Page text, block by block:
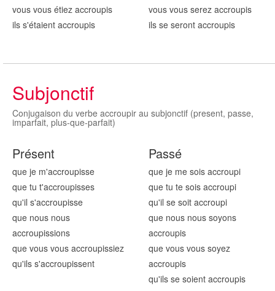
vous vous étiez accroupis
ils s'étaient accroupis
vous vous serez accroupis
ils se seront accroupis
Subjonctif
Conjugaison du verbe accroupir au subjonctif (present, passe,
imparfait, plus-que-parfait)
Présent
que je m'accroupisse
que tu t'accroupisses
qu'il s'accroupisse
que nous nous
accroupissions
que vous vous accroupissiez
qu'ils s'accroupissent
Passé
que je me sois accroupi
que tu te sois accroupi
qu'il se soit accroupi
que nous nous soyons
accroupis
que vous vous soyez
accroupis
qu'ils se soient accroupis